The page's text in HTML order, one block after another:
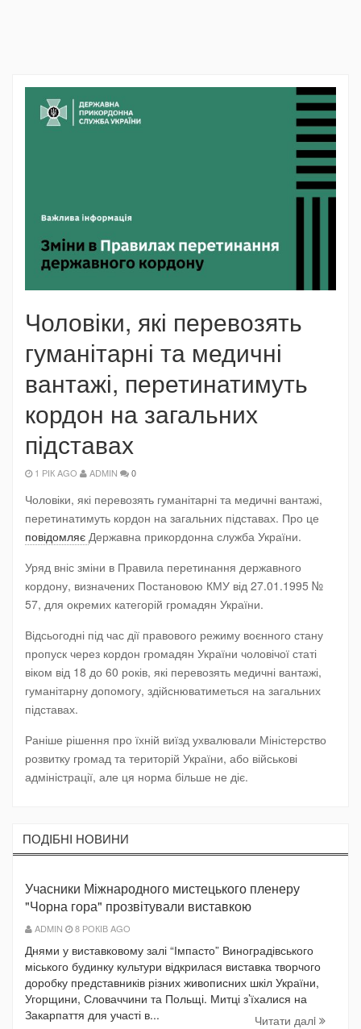
Чоловіки, які перевозять
гуманітарні та медичні
вантажі, перетинатимуть
кордон на загальних
підставах
1 РІК AGO ADMIN 0
Чоловіки, які перевозять гуманітарні та медичні вантажі,
перетинатимуть кордон на загальних підставах. Про це
повідомляє Державна прикордонна служба України.
Уряд вніс зміни в Правила перетинання державного
кордону, визначених Постановою КМУ від 27.01.1995 №
57, для окремих категорій громадян України.
Відсьогодні під час дії правового режиму воєнного стану
пропуск через кордон громадян України чоловічої статі
віком від 18 до 60 років, які перевозять медичні вантажі,
гуманітарну допомогу, здійснюватиметься на загальних
підставах.
Раніше рішення про їхній виїзд ухвалювали Міністерство
розвитку громад та територій України, або військові
адміністрації, але ця норма більше не діє.
ПОДIБНI НОВИНИ
Учасники Міжнародного мистецького пленеру
"Чорна гора" прозвітували виставкою
ADMIN 8 РОКІВ AGO
Днями у виставковому залі “Імпасто” Виноградівського
міського будинку культури відкрилася виставка творчого
доробку представників різних живописних шкіл України,
Угорщини, Словаччини та Польщі. Митці з’їхалися на
Закарпаття для участі в...
Читати далi